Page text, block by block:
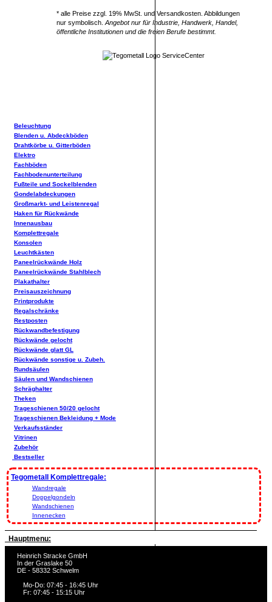
* alle Preise zzgl. 19% MwSt. und Versandkosten. Abbildungen
nur symbolisch. Angebot nur für Industrie, Handwerk, Handel,
öffentliche Institutionen und die freien Berufe bestimmt.
Beleuchtung
Blenden u. Abdeckböden
Drahtkörbe u. Gitterböden
Elektro
Fachböden
Fachbodenunterteilung
Fußteile und Sockelblenden
Gondelabdeckungen
Großmarkt- und Leistenregal
Haken für Rückwände
Innenausbau
Komplettregale
Konsolen
Leuchtkästen
Paneelrückwände Holz
Paneelrückwände Stahlblech
Plakathalter
Preisauszeichnung
Printprodukte
Regalschränke
Restposten
Rückwandbefestigung
Rückwände gelocht
Rückwände glatt GL
Rückwände sonstige u. Zubeh.
Rundsäulen
Säulen und Wandschienen
Schräghalter
Theken
Trageschienen 50/20 gelocht
Trageschienen Bekleidung + Mode
Verkaufsständer
Vitrinen
Zubehör
Bestseller
Tegometall Komplettregale:
Wandregale
Doppelgondeln
Wandschienen
Innenecken
Hauptmenu:
Heinrich Stracke GmbH
In der Graslake 50
DE - 58332 Schwelm
Mo-Do: 07:45 - 16:45 Uhr
Fr: 07:45 - 15:15 Uhr